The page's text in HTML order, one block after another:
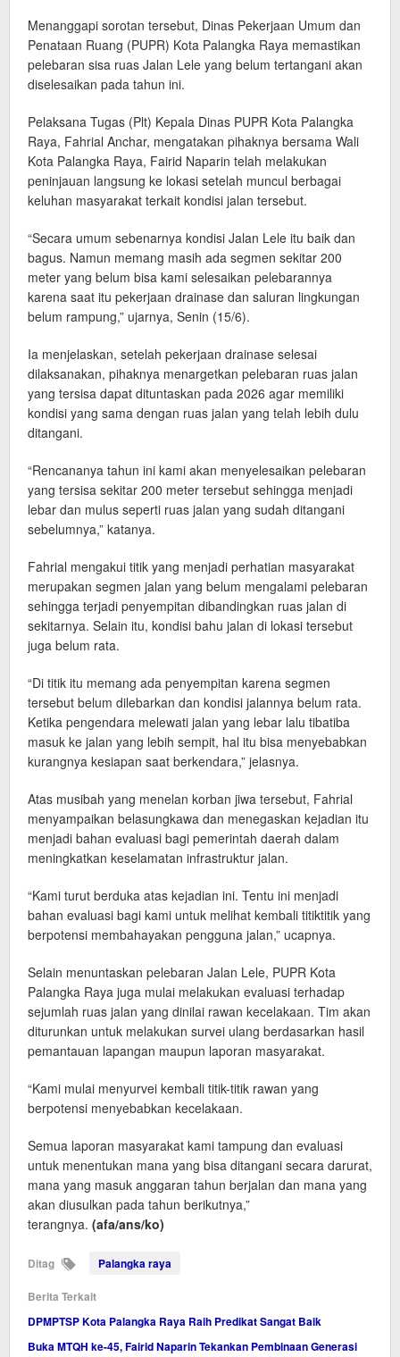
Menanggapi sorotan tersebut, Dinas Pekerjaan Umum dan
Penataan Ruang (PUPR) Kota Palangka Raya memastikan
pelebaran sisa ruas Jalan Lele yang belum tertangani akan
diselesaikan pada tahun ini.
Pelaksana Tugas (Plt) Kepala Dinas PUPR Kota Palangka
Raya, Fahrial Anchar, mengatakan pihaknya bersama Wali
Kota Palangka Raya, Fairid Naparin telah melakukan
peninjauan langsung ke lokasi setelah muncul berbagai
keluhan masyarakat terkait kondisi jalan tersebut.
“Secara umum sebenarnya kondisi Jalan Lele itu baik dan
bagus. Namun memang masih ada segmen sekitar 200
meter yang belum bisa kami selesaikan pelebarannya
karena saat itu pekerjaan drainase dan saluran lingkungan
belum rampung,” ujarnya, Senin (15/6).
Ia menjelaskan, setelah pekerjaan drainase selesai
dilaksanakan, pihaknya menargetkan pelebaran ruas jalan
yang tersisa dapat dituntaskan pada 2026 agar memiliki
kondisi yang sama dengan ruas jalan yang telah lebih dulu
ditangani.
“Rencananya tahun ini kami akan menyelesaikan pelebaran
yang tersisa sekitar 200 meter tersebut sehingga menjadi
lebar dan mulus seperti ruas jalan yang sudah ditangani
sebelumnya,” katanya.
Fahrial mengakui titik yang menjadi perhatian masyarakat
merupakan segmen jalan yang belum mengalami pelebaran
sehingga terjadi penyempitan dibandingkan ruas jalan di
sekitarnya. Selain itu, kondisi bahu jalan di lokasi tersebut
juga belum rata.
“Di titik itu memang ada penyempitan karena segmen
tersebut belum dilebarkan dan kondisi jalannya belum rata.
Ketika pengendara melewati jalan yang lebar lalu tibatiba
masuk ke jalan yang lebih sempit, hal itu bisa menyebabkan
kurangnya kesiapan saat berkendara,” jelasnya.
Atas musibah yang menelan korban jiwa tersebut, Fahrial
menyampaikan belasungkawa dan menegaskan kejadian itu
menjadi bahan evaluasi bagi pemerintah daerah dalam
meningkatkan keselamatan infrastruktur jalan.
“Kami turut berduka atas kejadian ini. Tentu ini menjadi
bahan evaluasi bagi kami untuk melihat kembali titiktitik yang
berpotensi membahayakan pengguna jalan,” ucapnya.
Selain menuntaskan pelebaran Jalan Lele, PUPR Kota
Palangka Raya juga mulai melakukan evaluasi terhadap
sejumlah ruas jalan yang dinilai rawan kecelakaan. Tim akan
diturunkan untuk melakukan survei ulang berdasarkan hasil
pemantauan lapangan maupun laporan masyarakat.
“Kami mulai menyurvei kembali titik-titik rawan yang
berpotensi menyebabkan kecelakaan.
Semua laporan masyarakat kami tampung dan evaluasi
untuk menentukan mana yang bisa ditangani secara darurat,
mana yang masuk anggaran tahun berjalan dan mana yang
akan diusulkan pada tahun berikutnya,”
terangnya. (afa/ans/ko)
Ditag Palangka raya
Berita Terkait
DPMPTSP Kota Palangka Raya Raih Predikat Sangat Baik
Buka MTQH ke-45, Fairid Naparin Tekankan Pembinaan Generasi